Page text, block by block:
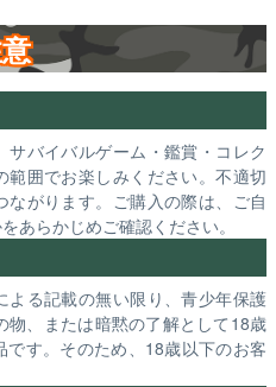
バイバルゲーム・鑑賞・コレク
囲でお楽しみください。不適切
がります。ご購入の際は、ご自
あらかじめご確認ください。
よる記載の無い限り、青少年保護
、または暗黙の了解として18歳
す。そのため、18歳以下のお客